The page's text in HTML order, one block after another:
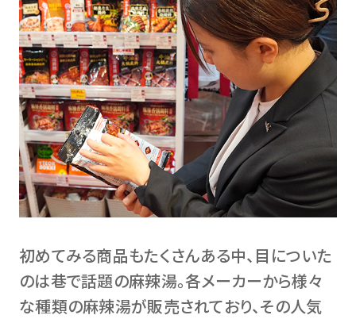
初めてみる商品もたくさんある中、目についた
のは巷で話題の麻辣湯。各メーカーから様々
な種類の麻辣湯が販売されており、その人気